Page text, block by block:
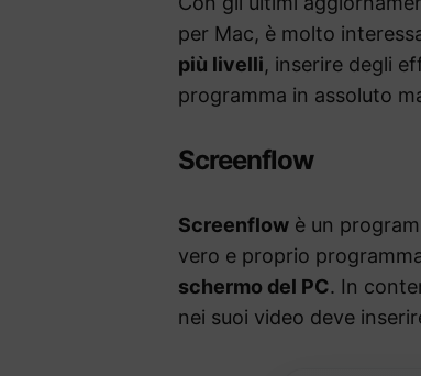
per Mac, è molto
più livelli, inserire degli
programma in assoluto
Screenflow
Screenflow è un
vero e proprio
schermo del PC. In
nei suoi video deve